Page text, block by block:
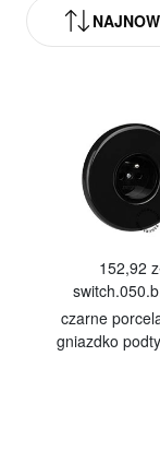
152,92
czarne
gniazdko